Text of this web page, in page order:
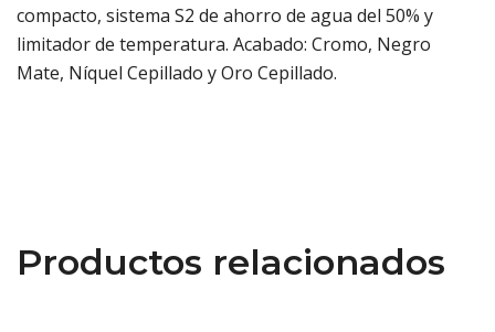
compacto, sistema S2 de ahorro de agua del 50% y
limitador de temperatura. Acabado: Cromo, Negro
Mate, Níquel Cepillado y Oro Cepillado.
Productos relacionados